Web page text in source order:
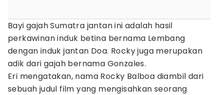
Bayi gajah Sumatra jantan ini adalah hasil
perkawinan induk betina bernama Lembang
dengan induk jantan Doa. Rocky juga merupakan
adik dari gajah bernama Gonzales.
Eri mengatakan, nama Rocky Balboa diambil dari
sebuah judul film yang mengisahkan seorang